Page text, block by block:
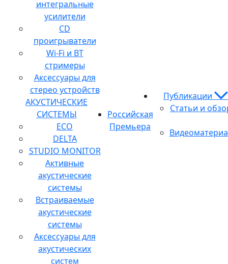
интегральные
усилители
CD
проигрыватели
Wi-Fi и BT
стримеры
Аксессуары для
стерео устройств
АКУСТИЧЕСКИЕ
СИСТЕМЫ
ECO
DELTA
STUDIO MONITOR
Активные
акустические
системы
Встраиваемые
акустические
системы
Аксессуары для
акустических
систем
Российская
Премьера
Публикации
Статьи и